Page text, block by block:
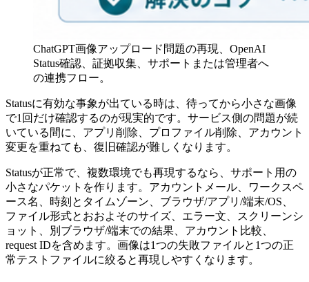
ChatGPT画像アップロード問題の再現、OpenAI
Status確認、証拠収集、サポートまたは管理者へ
の連携フロー。
Statusに有効な事象が出ている時は、待ってから小さな画像
で1回だけ確認するのが現実的です。サービス側の問題が続
いている間に、アプリ削除、プロファイル削除、アカウント
変更を重ねても、復旧確認が難しくなります。
Statusが正常で、複数環境でも再現するなら、サポート用の
小さなパケットを作ります。アカウントメール、ワークスペ
ース名、時刻とタイムゾーン、ブラウザ/アプリ/端末/OS、
ファイル形式とおおよそのサイズ、エラー文、スクリーンシ
ョット、別ブラウザ/端末での結果、アカウント比較、
request IDを含めます。画像は1つの失敗ファイルと1つの正
常テストファイルに絞ると再現しやすくなります。